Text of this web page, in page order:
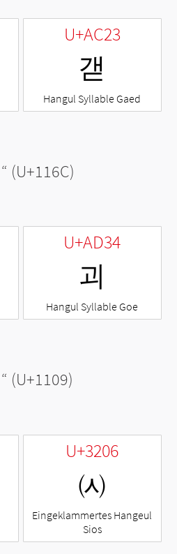
U+AC23
갣
Hangul Syllable Gaed
“ (U+116C)
U+AD34
괴
Hangul Syllable Goe
“ (U+1109)
U+3206
㈆
Eingeklammertes Hangeul
Sios